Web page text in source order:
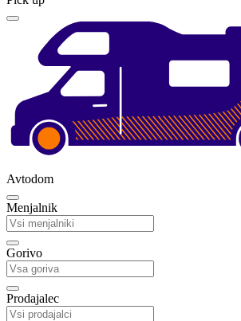
Avtodom
Menjalnik
Gorivo
Prodajalec